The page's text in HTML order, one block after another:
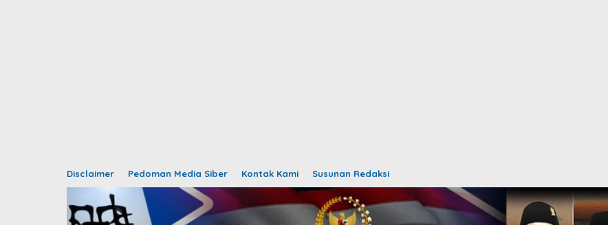
Disclaimer Pedoman Media Siber Kontak Kami Susunan Redaksi